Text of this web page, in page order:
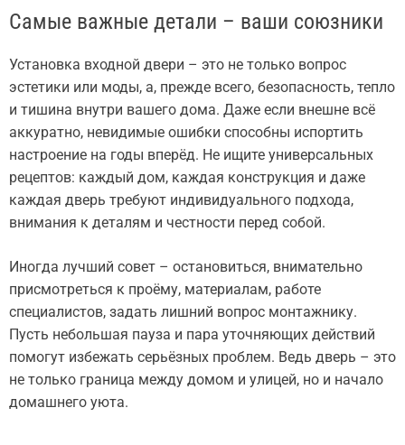
Самые важные детали – ваши союзники
Установка входной двери – это не только вопрос
эстетики или моды, а, прежде всего, безопасность, тепло
и тишина внутри вашего дома. Даже если внешне всё
аккуратно, невидимые ошибки способны испортить
настроение на годы вперёд. Не ищите универсальных
рецептов: каждый дом, каждая конструкция и даже
каждая дверь требуют индивидуального подхода,
внимания к деталям и честности перед собой.
Иногда лучший совет – остановиться, внимательно
присмотреться к проёму, материалам, работе
специалистов, задать лишний вопрос монтажнику.
Пусть небольшая пауза и пара уточняющих действий
помогут избежать серьёзных проблем. Ведь дверь – это
не только граница между домом и улицей, но и начало
домашнего уюта.